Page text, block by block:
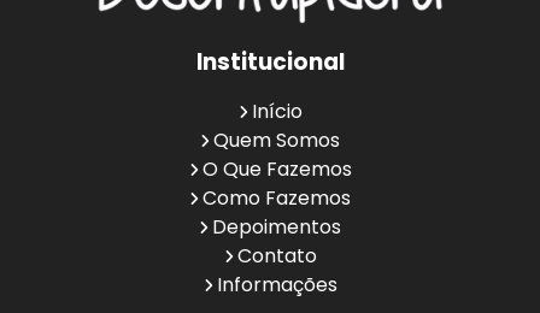
Institucional
Início
Quem Somos
O Que Fazemos
Como Fazemos
Depoimentos
Contato
Informações